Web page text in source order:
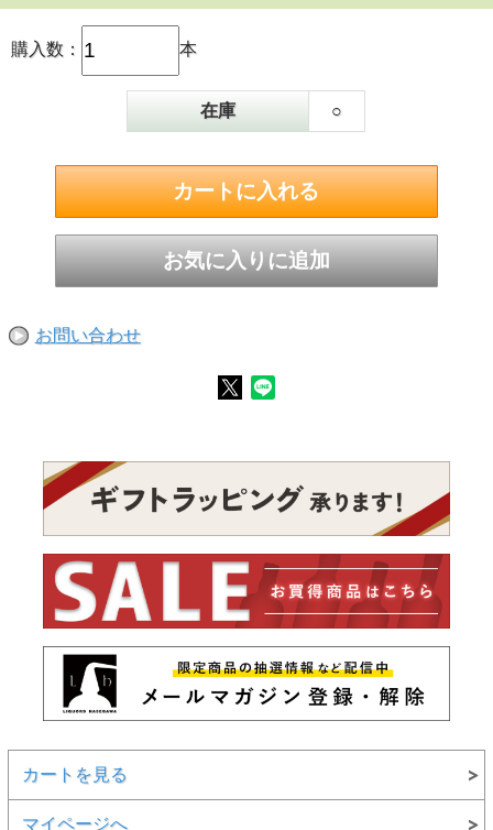
購入数： 本
在庫 ○
お問い合わせ
カートを見る
マイページへ